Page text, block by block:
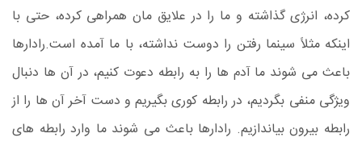
کرده، انرژی گذاشته و ما را در علایق مان همراهی کرده، حتی با
اینکه مثلاً سینما رفتن را دوست نداشته، با ما آمده است.رادارها
باعث می شوند ما آدم ها را به رابطه دعوت کنیم، در آن ها دنبال
ویژگی منفی بگردیم، در رابطه کوری بگیریم و دست آخر آن ها را از
رابطه بیرون بیاندازیم. رادارها باعث می شوند ما وارد رابطه های